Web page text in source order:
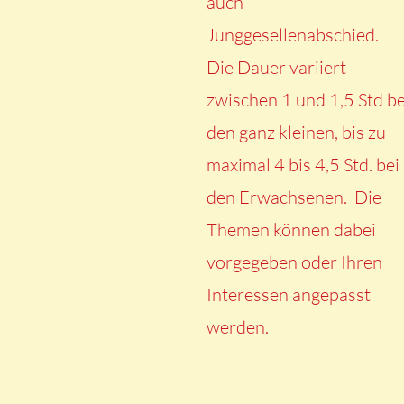
Junggesellenabschied.
Die Dauer variiert
zwischen 1 und 1,5 Std
den ganz kleinen, bis zu
maximal 4 bis 4,5 Std. bei
den Erwachsenen. Die
Themen können dabei
vorgegeben oder Ihren
Interessen angepasst
werden.